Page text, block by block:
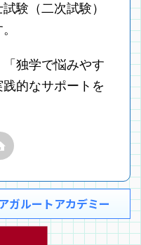
験（二次試験）
独学で悩みやす
的なサポートを
ガルートアカデミー